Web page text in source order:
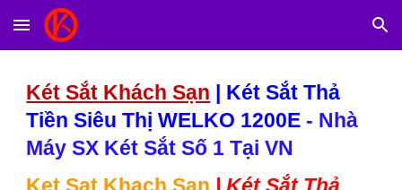
Skip to main content Skip to navigation
Két Sắt Khách Sạn | Két Sắt Thả
Tiền Siêu Thị WELKO 1200E - Nhà
Máy SX Két Sắt Số 1 Tại VN
Ket Sat Khach San |Két Sắt Thả